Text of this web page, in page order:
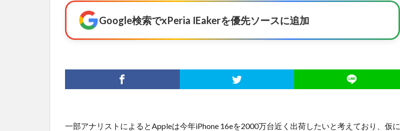
Google検索でxPeria IEakerを優先ソースに追加
一部アナリストによるとAppleは今年iPhone 16eを2000万台近く出荷したいと考えており、仮に